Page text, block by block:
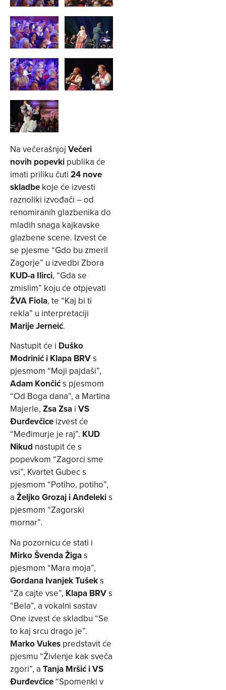
Na večerašnjoj Večeri
novih popevki publika će
imati priliku čuti 24 nove
skladbe koje će izvesti
raznoliki izvođači – od
renomiranih glazbenika do
mladih snaga kajkavske
glazbene scene. Izvest će
se pjesme “Gdo bu zmeril
Zagorje” u izvedbi Zbora
KUD-a Ilirci, “Gda se
zmislim” koju će otpjevati
ŽVA Fiola, te “Kaj bi ti
rekla” u interpretaciji
Marije Jerneić.
Nastupit će i Duško
Modrinić i Klapa BRVs
pjesmom “Moji pajdaši”,
Adam Končićs pjesmom
“Od Boga dana”, a Martina
Majerle, Zsa Zsa i VS
Đurđevčice izvest će
“Međimurje je raj”. KUD
Nikud nastupit će s
popevkom “Zagorci sme
vsi”, Kvartet Gubec s
pjesmom “Potiho, potiho”,
a Željko Grozaj i Anđelekis
pjesmom “Zagorski
mornar”.
Na pozornicu će stati i
Mirko Švenda Žigas
pjesmom “Mara moja”,
Gordana Ivanjek Tušeks
“Za cajte vse”, Klapa BRVs
“Bela”, a vokalni sastav
One izvest će skladbu “Se
to kaj srcu drago je”.
Marko Vukes predstavit će
pjesmu “Živlenje kak sveča
zgori”, a Tanja Mršić i VS
Đurđevčice “Spomenki v